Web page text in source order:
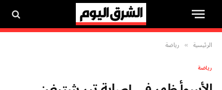
الرئيسية » رياضة
رياضة